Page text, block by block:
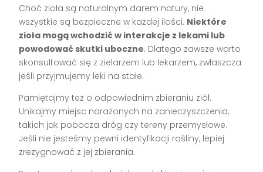
Choć zioła są naturalnym darem natury, nie
wszystkie są bezpieczne w każdej ilości. Niektóre
zioła mogą wchodzić w interakcje z lekami lub
powodować skutki uboczne. Dlatego zawsze warto
skonsultować się z zielarzem lub lekarzem, zwłaszcza
jeśli przyjmujemy leki na stałe.
Pamiętajmy też o odpowiednim zbieraniu ziół.
Unikajmy miejsc narażonych na zanieczyszczenia,
takich jak pobocza dróg czy tereny przemysłowe.
Jeśli nie jesteśmy pewni identyfikacji rośliny, lepiej
zrezygnować z jej zbierania.